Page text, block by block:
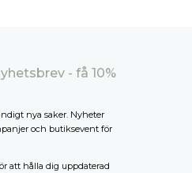
- få 10%
nya saker. Nyheter
och butiksevent för
att hålla dig uppdaterad